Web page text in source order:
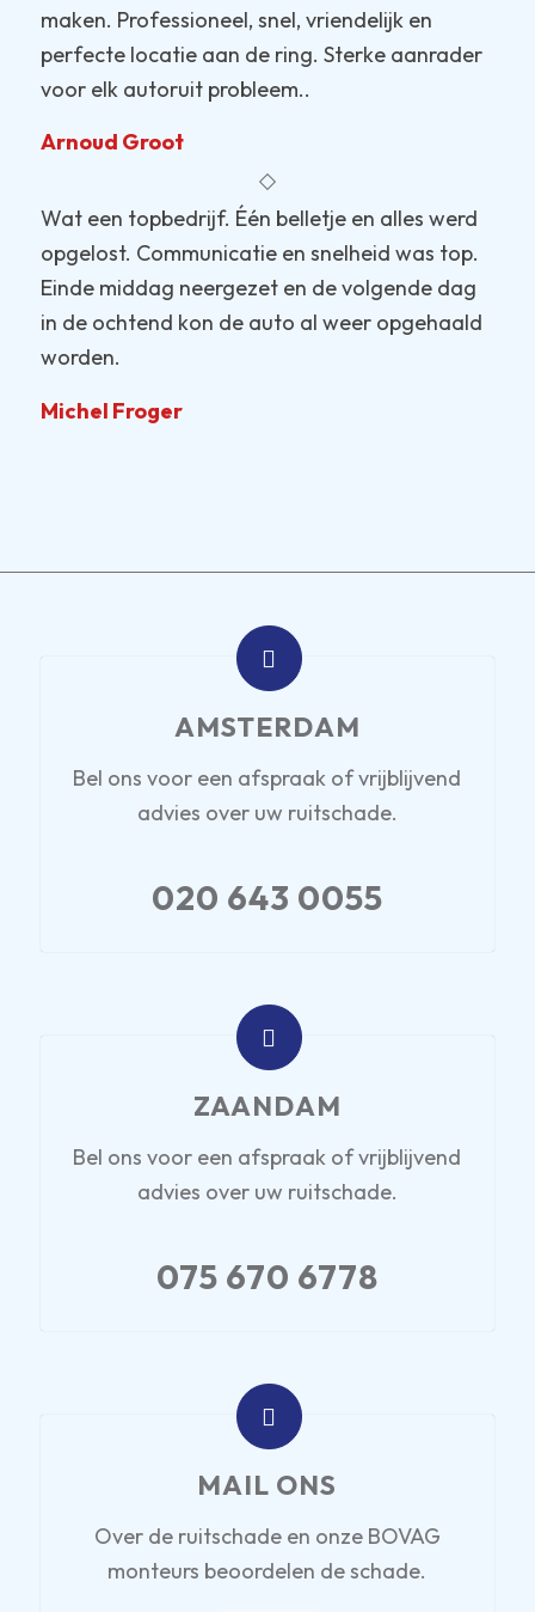
maken. Professioneel, snel, vriendelijk en
perfecte locatie aan de ring. Sterke aanrader
voor elk autoruit probleem..
Arnoud Groot
Wat een topbedrijf. Één belletje en alles werd
opgelost. Communicatie en snelheid was top.
Einde middag neergezet en de volgende dag
in de ochtend kon de auto al weer opgehaald
worden.
Michel Froger
AMSTERDAM
Bel ons voor een afspraak of vrijblijvend
advies over uw ruitschade.
020 643 0055
ZAANDAM
Bel ons voor een afspraak of vrijblijvend
advies over uw ruitschade.
075 670 6778
MAIL ONS
Over de ruitschade en onze BOVAG
monteurs beoordelen de schade.